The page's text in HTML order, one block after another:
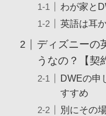
わが家と
英語は耳
ディズニーの
うなの？【契
DWEの申
すすめ
別にその